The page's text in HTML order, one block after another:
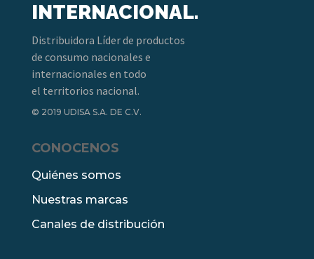
INTERNACIONAL.
Distribuidora Líder de productos
de consumo nacionales e
internacionales en todo
el territorios nacional.
© 2019 UDISA S.A. DE C.V.
CONOCENOS
Quiénes somos
Nuestras marcas
Canales de distribución